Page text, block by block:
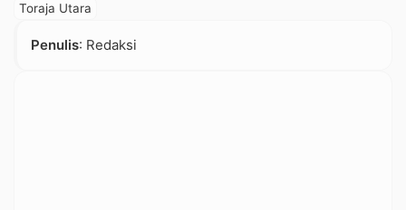
Toraja Utara
Penulis: Redaksi